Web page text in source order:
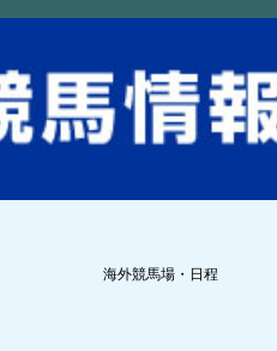
海外競馬場・日程